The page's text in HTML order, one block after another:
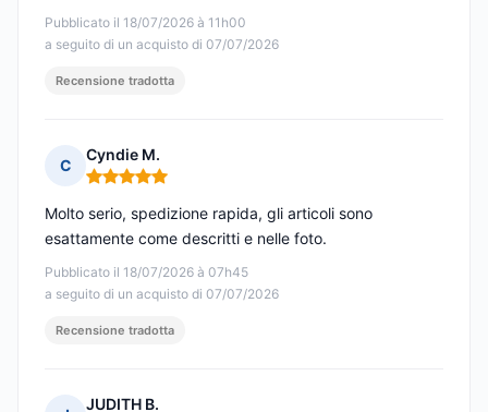
Pubblicato il 18/07/2026 à 11h00
a seguito di un acquisto di 07/07/2026
Recensione tradotta
C
Cyndie M.
Nota: 5 su 5
Pubblicato il 18/07/2026 à 07h45
a seguito di un acquisto di 07/07/2026
Molto serio, spedizione rapida, gli articoli sono
esattamente come descritti e nelle foto.
Recensione tradotta
JUDITH B.